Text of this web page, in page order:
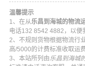
温馨提示
1、在从乐昌到海城的物流
电话132 8542 4882 ，以便
2、不规则货物根据物流行
高/5000的计费标准收取运
3、本站所列由乐昌到海城